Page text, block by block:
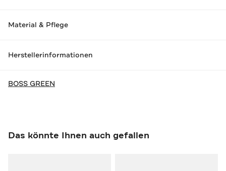
Material & Pflege
Herstellerinformationen
BOSS GREEN
Das könnte Ihnen auch gefallen